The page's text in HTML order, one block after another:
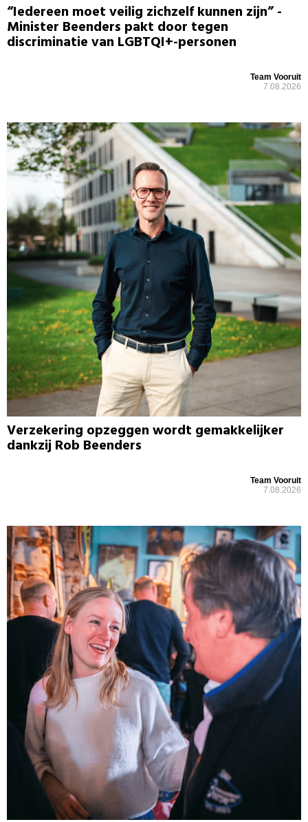
“Iedereen moet veilig zichzelf kunnen zijn” -
Minister Beenders pakt door tegen
discriminatie van LGBTQI+-personen
Team Vooruit
7.08.2026
Verzekering opzeggen wordt gemakkelijker
dankzij Rob Beenders
Team Vooruit
7.08.2026